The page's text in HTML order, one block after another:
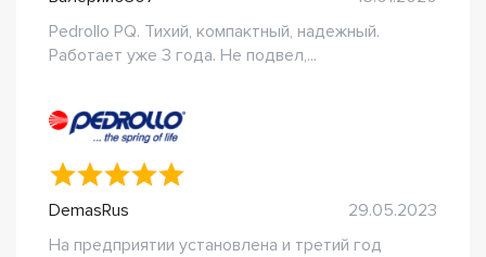
Pedrollo PQ. Тихий, компактный, надежный.
Работает уже 3 года. Не подвел,...
DemasRus
29.05.2023
На предприятии установлена и третий год